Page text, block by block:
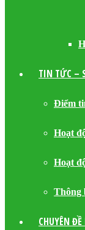
TIN TỨC –
Điểm
Hoạt
Hoạt
Thông
CHUYÊN ĐỀ